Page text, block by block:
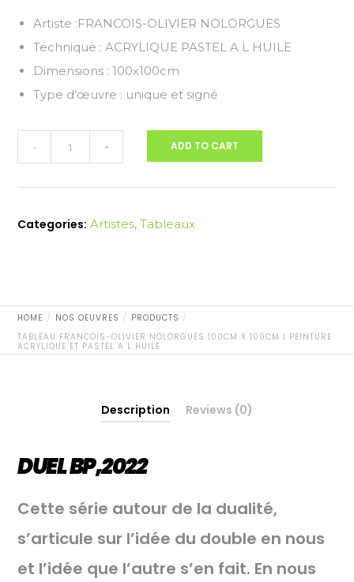
Artiste :FRANCOIS-OLIVIER NOLORGUES
Technique : ACRYLIQUE PASTEL A L HUILE
Dimensions : 100x100cm
Type d’œuvre : unique et signé
FRANCOIS-
NOLORGUES
x
ET
A
- + ADD TO CART
Categories: Artistes,Tableaux
HOME NOS OEUVRES
PRODUCTS
TABLEAU FRANCOIS-OLIVIER NOLORGUES 100CM X 100CM | PEINTURE
ACRYLIQUE ET PASTEL A L HUILE
Description Reviews (0)
DUEL BP,2022
Cette série autour de la dualité,
s’articule sur l’idée du double en nous
et l’idée que l’autre s’en fait. En nous